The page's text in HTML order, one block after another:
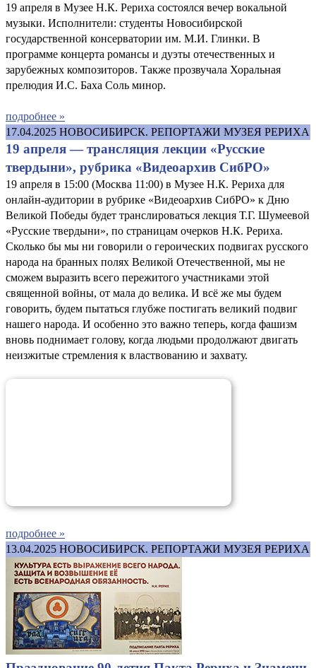
19 апреля в Музее Н.К. Рериха состоялся вечер вокальной
музыки. Исполнители: студенты Новосибирской
государственной консерватории им. М.И. Глинки. В
программе концерта романсы и дуэты отечественных и
зарубежных композиторов. Также прозвучала Хоральная
прелюдия И.С. Баха Соль минор.
подробнее »
17.04.2025 НОВОСИБИРСК. РЕПОРТАЖИ МУЗЕЯ РЕРИХА
19 апреля — трансляция лекции «Русские
твердыни», рубрика «Видеоархив СибРО»
19 апреля в 15:00 (Москва 11:00) в Музее Н.К. Рериха для
онлайн-аудитории в рубрике «Видеоархив СибРО» к Дню
Великой Победы будет транслироваться лекция Т.Г. Шумеевой
«Русские твердыни», по страницам очерков Н.К. Рериха.
Сколько бы мы ни говорили о героических подвигах русского
народа на бранных полях Великой Отечественной, мы не
сможем выразить всего пережитого участниками этой
священной войны, от мала до велика. И всё же мы будем
говорить, будем пытаться глубже постигать великий подвиг
нашего народа. И особенно это важно теперь, когда фашизм
вновь поднимает голову, когда людьми продолжают двигать
неизжитые стремления к властвованию и захвату.
подробнее »
13.04.2025 НОВОСИБИРСК. РЕПОРТАЖИ МУЗЕЯ РЕРИХА